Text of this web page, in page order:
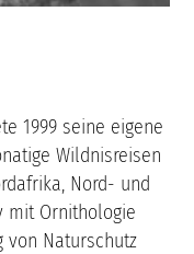
1999 seine eigene
Wildnisreisen
Nord- und
mit Ornithologie
von Naturschutz